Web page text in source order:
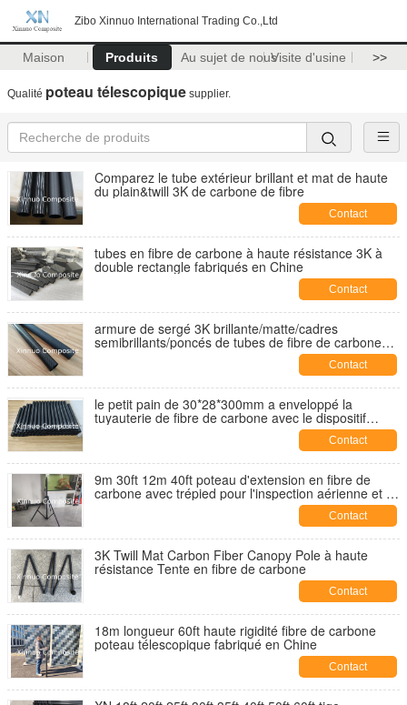
Zibo Xinnuo International Trading Co.,Ltd
Maison Produits Au sujet de nousVisite d'usine >>
Qualité poteau télescopique supplier.
Comparez le tube extérieur brillant et mat de haute
du plain&twill 3K de carbone de fibre
Contact
tubes en fibre de carbone à haute résistance 3K à
double rectangle fabriqués en Chine
Contact
armure de sergé 3K brillante/matte/cadres
semibrillants/poncés de tubes de fibre de carbone
Contact
le petit pain de 30*28*300mm a enveloppé la
tuyauterie de fibre de carbone avec le dispositif
avertisseur blanc fourni par l'usine chinoiseContact
9m 30ft 12m 40ft poteau d'extension en fibre de
carbone avec trépied pour l'inspection aérienne et la
Contact
3K Twill Mat Carbon Fiber Canopy Pole à haute
résistance Tente en fibre de carbone
Contact
18m longueur 60ft haute rigidité fibre de carbone
poteau télescopique fabriqué en Chine
Contact